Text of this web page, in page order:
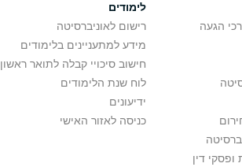
הגעה
דין
לימודים
רישום לאוניברסיטה
מידע למתעניינים בלימודים
חישוב סיכויי קבלה לתואר ראשון
לוח שנת הלימודים
ידיעונים
כניסה לאזור האישי